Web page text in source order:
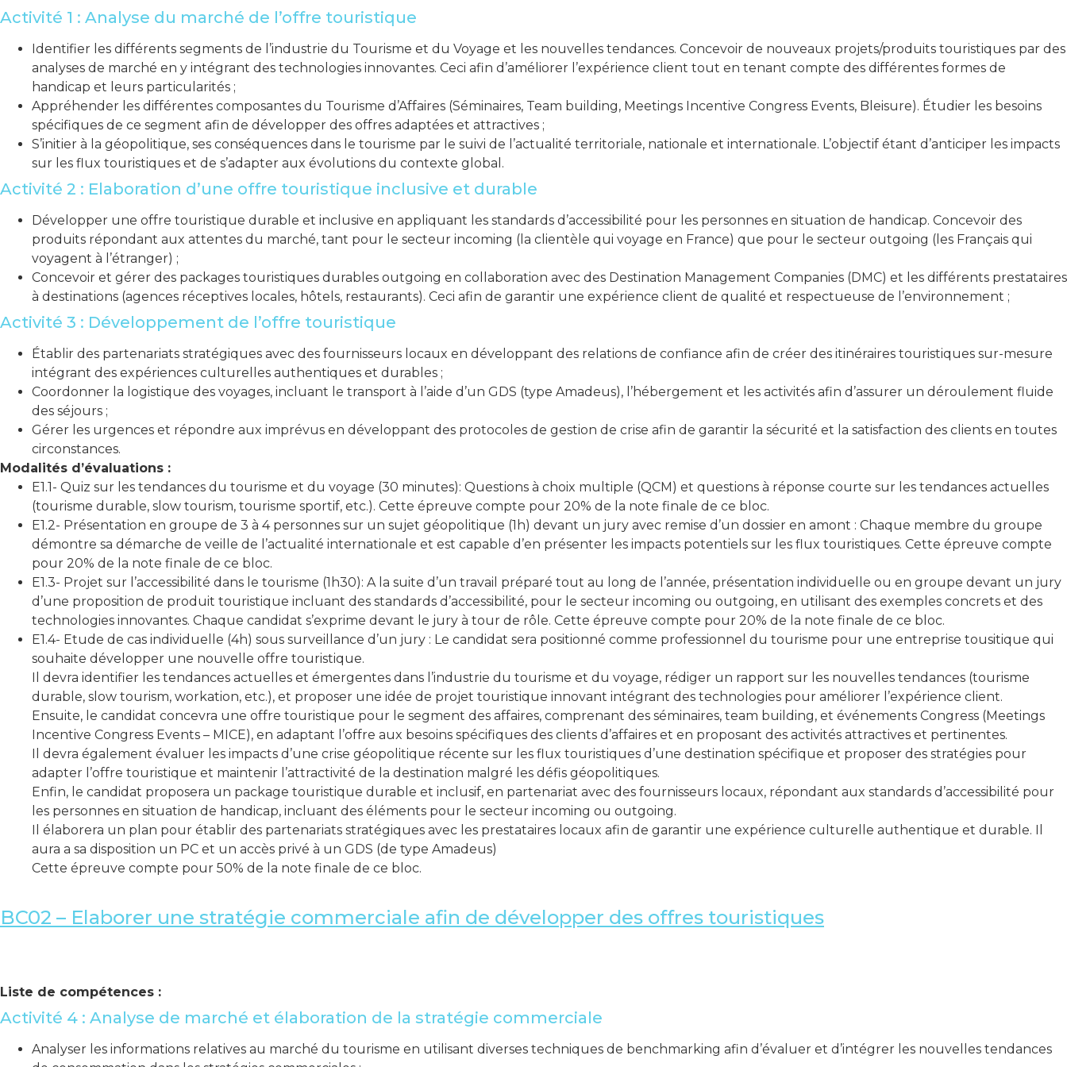
Activité 1 : Analyse du marché de l’offre touristique
Identifier les différents segments de l’industrie du Tourisme et du Voyage et les nouvelles tendances. Concevoir de nouveaux projets/produits touristiques par des
analyses de marché en y intégrant des technologies innovantes. Ceci afin d’améliorer l’expérience client tout en tenant compte des différentes formes de
handicap et leurs particularités ;
Appréhender les différentes composantes du Tourisme d’Affaires (Séminaires, Team building, Meetings Incentive Congress Events, Bleisure). Étudier les besoins
spécifiques de ce segment afin de développer des offres adaptées et attractives ;
S’initier à la géopolitique, ses conséquences dans le tourisme par le suivi de l’actualité territoriale, nationale et internationale. L’objectif étant d’anticiper les impacts
sur les flux touristiques et de s’adapter aux évolutions du contexte global.
Activité 2 : Elaboration d’une offre touristique inclusive et durable
Développer une offre touristique durable et inclusive en appliquant les standards d’accessibilité pour les personnes en situation de handicap. Concevoir des
produits répondant aux attentes du marché, tant pour le secteur incoming (la clientèle qui voyage en France) que pour le secteur outgoing (les Français qui
voyagent à l’étranger) ;
Concevoir et gérer des packages touristiques durables outgoing en collaboration avec des Destination Management Companies (DMC) et les différents prestataires
à destinations (agences réceptives locales, hôtels, restaurants). Ceci afin de garantir une expérience client de qualité et respectueuse de l’environnement ;
Activité 3 : Développement de l’offre touristique
Établir des partenariats stratégiques avec des fournisseurs locaux en développant des relations de confiance afin de créer des itinéraires touristiques sur-mesure
intégrant des expériences culturelles authentiques et durables ;
Coordonner la logistique des voyages, incluant le transport à l’aide d’un GDS (type Amadeus), l’hébergement et les activités afin d’assurer un déroulement fluide
des séjours ;
Gérer les urgences et répondre aux imprévus en développant des protocoles de gestion de crise afin de garantir la sécurité et la satisfaction des clients en toutes
circonstances.
Modalités d’évaluations :
E1.1- Quiz sur les tendances du tourisme et du voyage (30 minutes): Questions à choix multiple (QCM) et questions à réponse courte sur les tendances actuelles
(tourisme durable, slow tourism, tourisme sportif, etc.). Cette épreuve compte pour 20% de la note finale de ce bloc.
E1.2- Présentation en groupe de 3 à 4 personnes sur un sujet géopolitique (1h) devant un jury avec remise d’un dossier en amont : Chaque membre du groupe
démontre sa démarche de veille de l’actualité internationale et est capable d’en présenter les impacts potentiels sur les flux touristiques. Cette épreuve compte
pour 20% de la note finale de ce bloc.
E1.3- Projet sur l’accessibilité dans le tourisme (1h30): A la suite d’un travail préparé tout au long de l’année, présentation individuelle ou en groupe devant un jury
d’une proposition de produit touristique incluant des standards d’accessibilité, pour le secteur incoming ou outgoing, en utilisant des exemples concrets et des
technologies innovantes. Chaque candidat s’exprime devant le jury à tour de rôle. Cette épreuve compte pour 20% de la note finale de ce bloc.
E1.4- Etude de cas individuelle (4h) sous surveillance d’un jury : Le candidat sera positionné comme professionnel du tourisme pour une entreprise tousitique qui
souhaite développer une nouvelle offre touristique.
Il devra identifier les tendances actuelles et émergentes dans l’industrie du tourisme et du voyage, rédiger un rapport sur les nouvelles tendances (tourisme
durable, slow tourism, workation, etc.), et proposer une idée de projet touristique innovant intégrant des technologies pour améliorer l’expérience client.
Ensuite, le candidat concevra une offre touristique pour le segment des affaires, comprenant des séminaires, team building, et événements Congress (Meetings
Incentive Congress Events – MICE), en adaptant l’offre aux besoins spécifiques des clients d’affaires et en proposant des activités attractives et pertinentes.
Il devra également évaluer les impacts d’une crise géopolitique récente sur les flux touristiques d’une destination spécifique et proposer des stratégies pour
adapter l’offre touristique et maintenir l’attractivité de la destination malgré les défis géopolitiques.
Enfin, le candidat proposera un package touristique durable et inclusif, en partenariat avec des fournisseurs locaux, répondant aux standards d’accessibilité pour
les personnes en situation de handicap, incluant des éléments pour le secteur incoming ou outgoing.
Il élaborera un plan pour établir des partenariats stratégiques avec les prestataires locaux afin de garantir une expérience culturelle authentique et durable. Il
aura a sa disposition un PC et un accès privé à un GDS (de type Amadeus)
Cette épreuve compte pour 50% de la note finale de ce bloc.
BC02 – Elaborer une stratégie commerciale afin de développer des offres touristiques
Liste de compétences :
Activité 4 : Analyse de marché et élaboration de la stratégie commerciale
Analyser les informations relatives au marché du tourisme en utilisant diverses techniques de benchmarking afin d’évaluer et d’intégrer les nouvelles tendances